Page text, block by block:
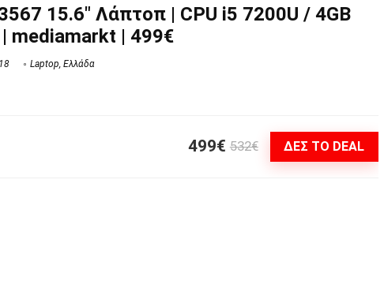
15.6″ Λάπτοπ | CPU i5 7200U / 4GB
mediamarkt | 499€
Laptop, Ελλάδα
499€ 532€ ΔΕΣ ΤΟ DEAL